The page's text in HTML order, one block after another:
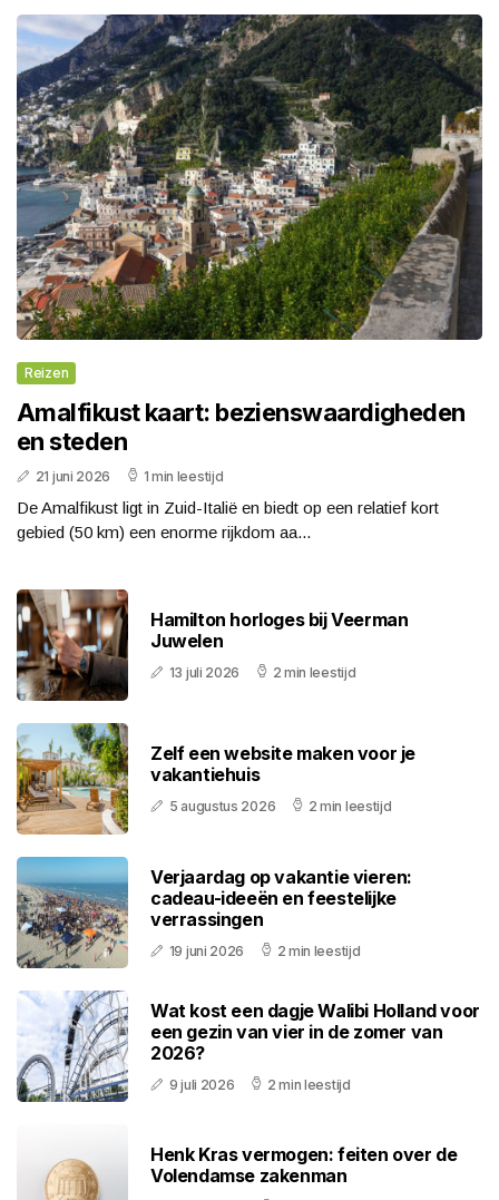
Reizen
Amalfikust kaart: bezienswaardigheden
en steden
21 juni 2026 1 min leestijd
De Amalfikust ligt in Zuid-Italië en biedt op een relatief kort
gebied (50 km) een enorme rijkdom aa...
Hamilton horloges bij Veerman
Juwelen
13 juli 2026 2 min leestijd
Zelf een website maken voor je
vakantiehuis
5 augustus 2026 2 min leestijd
Verjaardag op vakantie vieren:
cadeau-ideeën en feestelijke
verrassingen
19 juni 2026 2 min leestijd
Wat kost een dagje Walibi Holland voor
een gezin van vier in de zomer van
2026?
9 juli 2026 2 min leestijd
Henk Kras vermogen: feiten over de
Volendamse zakenman